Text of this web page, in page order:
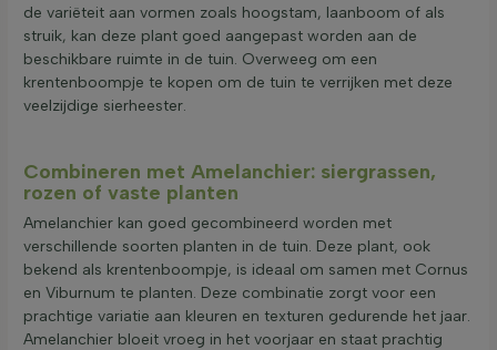
de variëteit aan vormen zoals hoogstam, laanboom of als
struik, kan deze plant goed aangepast worden aan de
beschikbare ruimte in de tuin. Overweeg om een
krentenboompje te kopen om de tuin te verrijken met deze
veelzijdige sierheester.
Combineren met Amelanchier: siergrassen,
rozen of vaste planten
Amelanchier kan goed gecombineerd worden met
verschillende soorten planten in de tuin. Deze plant, ook
bekend als krentenboompje, is ideaal om samen met Cornus
en Viburnum te planten. Deze combinatie zorgt voor een
prachtige variatie aan kleuren en texturen gedurende het jaar.
Amelanchier bloeit vroeg in het voorjaar en staat prachtig